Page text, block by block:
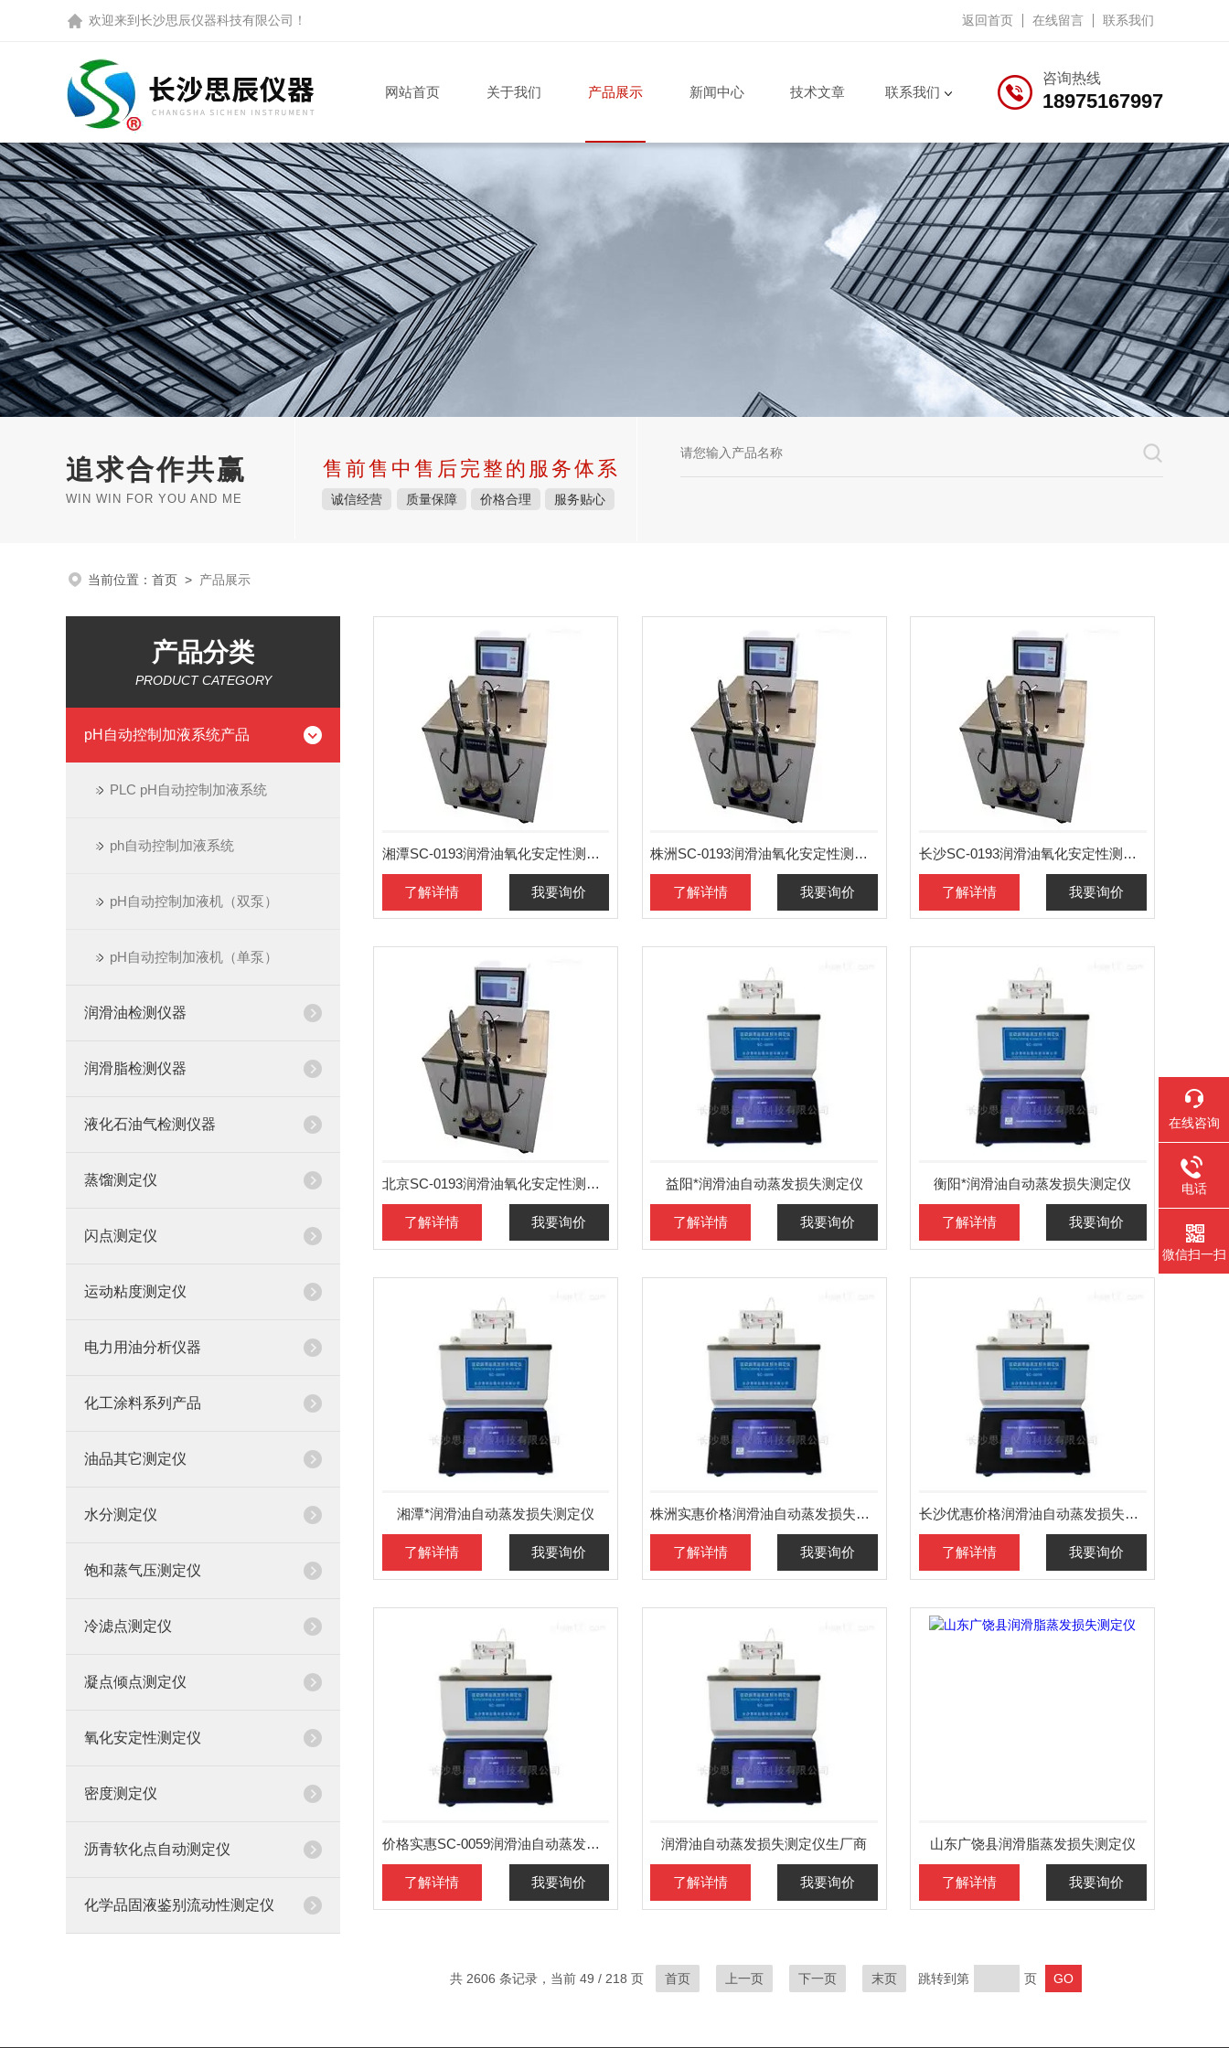
欢迎来到 长沙思辰仪器科技有限公司 ！ 返回首页 在线留言 联系我们
咨询热线
18975167997
网站首页 关于我们 产品展示 新闻中心 技术文章 联系我们
追求合作共赢
WIN WIN FOR YOU AND ME
售前售中售后完整的服务体系
诚信经营 质量保障 价格合理 服务贴心
当前位置： 首页 > 产品展示
产品分类
PRODUCT CATEGORY
pH自动控制加液系统产品
PLC pH自动控制加液系统
ph自动控制加液系统
pH自动控制加液机（双泵）
pH自动控制加液机（单泵）
润滑油检测仪器
润滑脂检测仪器
液化石油气检测仪器
蒸馏测定仪
闪点测定仪
运动粘度测定仪
电力用油分析仪器
化工涂料系列产品
油品其它测定仪
水分测定仪
饱和蒸气压测定仪
冷滤点测定仪
凝点倾点测定仪
氧化安定性测定仪
密度测定仪
沥青软化点自动测定仪
化学品固液鉴别流动性测定仪
湘潭SC-0193润滑油氧化安定性测定仪报价
了解详情 我要询价
株洲SC-0193润滑油氧化安定性测定仪报价
了解详情 我要询价
长沙SC-0193润滑油氧化安定性测定仪报价
了解详情 我要询价
北京SC-0193润滑油氧化安定性测定仪
了解详情 我要询价
益阳*润滑油自动蒸发损失测定仪
了解详情 我要询价
衡阳*润滑油自动蒸发损失测定仪
了解详情 我要询价
湘潭*润滑油自动蒸发损失测定仪
了解详情 我要询价
株洲实惠价格润滑油自动蒸发损失测定仪
了解详情 我要询价
长沙优惠价格润滑油自动蒸发损失测定仪
了解详情 我要询价
价格实惠SC-0059润滑油自动蒸发损失测定仪
了解详情 我要询价
润滑油自动蒸发损失测定仪生厂商
了解详情 我要询价
山东广饶县润滑脂蒸发损失测定仪
了解详情 我要询价
共 2606 条记录，当前 49 / 218 页 首页 上一页 下一页 末页 跳转到第 页
在线咨询
电话
微信扫一扫